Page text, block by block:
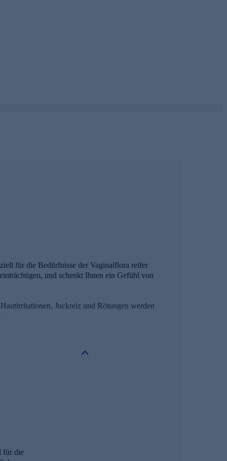
für die Bedürfnisse der Vaginalflora reifer
und schenkt Ihnen ein Gefühl von
Juckreiz und Rötungen werden
für die